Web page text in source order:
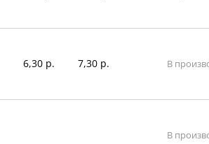
6,30 р. 7,30 р. В
В